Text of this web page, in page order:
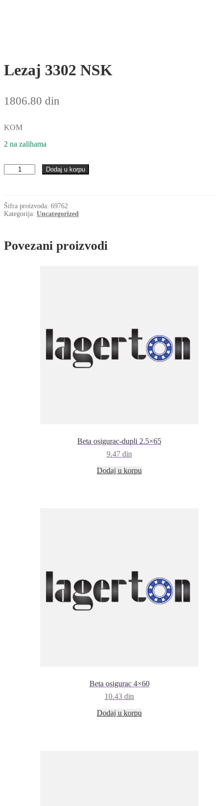
Lezaj 3302 NSK
1806.80 din
KOM
2 na zalihama
Lezaj
3302
Dodaj u korpu
Šifra proizvoda: 69762
Kategorija: Uncategorized
Povezani proizvodi
Beta osigurac-dupli 2.5×65
9.47 din
Dodaj u korpu
Beta osigurac 4×60
10.43 din
Dodaj u korpu